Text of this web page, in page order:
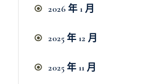
2026 年 1 月
2025 年 12 月
2025 年 11 月